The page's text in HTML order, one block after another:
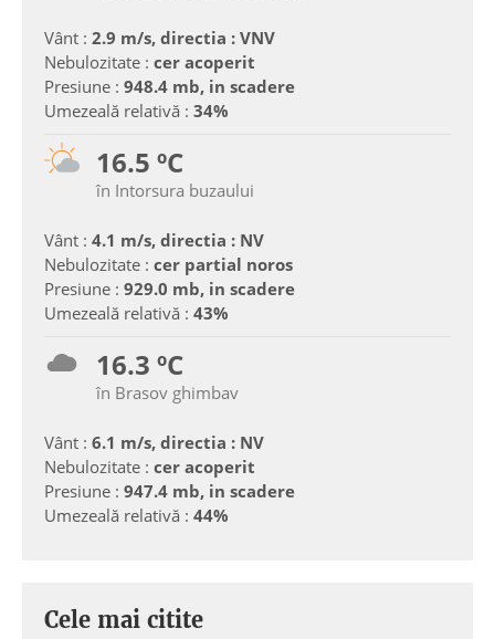
Vânt : 2.9 m/s, directia : VNV
Nebulozitate : cer acoperit
Presiune : 948.4 mb, in scadere
Umezeală relativă : 34%
16.5 ºC
în Intorsura buzaului
Vânt : 4.1 m/s, directia : NV
Nebulozitate : cer partial noros
Presiune : 929.0 mb, in scadere
Umezeală relativă : 43%
16.3 ºC
în Brasov ghimbav
Vânt : 6.1 m/s, directia : NV
Nebulozitate : cer acoperit
Presiune : 947.4 mb, in scadere
Umezeală relativă : 44%
Cele mai citite